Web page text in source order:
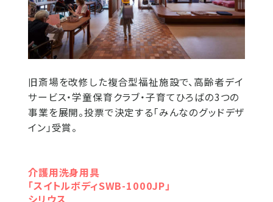
旧斎場を改修した複合型福祉施設で、高齢者デイ
サービス・学童保育クラブ・子育てひろばの3つの
事業を展開。投票で決定する「みんなのグッドデザ
イン」受賞。
介護用洗身用具
「スイトルボディSWB-1000JP」